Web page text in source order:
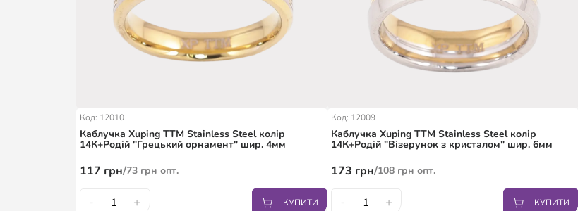
Код: 12010
Каблучка Xuping TTM Stainless Steel колір
14К+Родій "Грецький орнамент" шир. 4мм
117 грн/73грн опт.
- + КУПИТИ
Код: 12009
Каблучка Xuping TTM Stainless Steel колір
14К+Родій "Візерунок з кристалом" шир. 6мм
173 грн/108грн опт.
- + КУПИТИ